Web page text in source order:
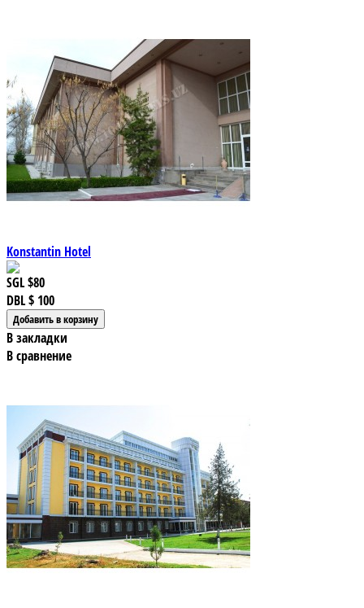
Konstantin Hotel
SGL$80
DBL$ 100
В закладки
В сравнение